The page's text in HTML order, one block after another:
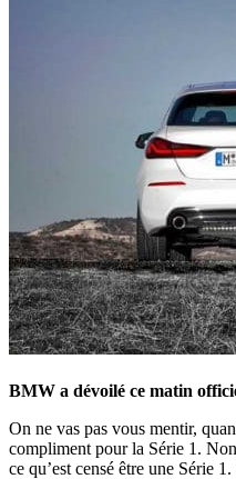
BMW a dévoilé ce matin
On ne vas pas vous mentir,
compliment pour la Série 1.
ce qu’est censé être une Série